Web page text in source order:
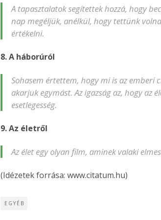
A tapasztalatok segítettek hozzá, hogy
nap megéljük, anélkül, hogy tettünk
értékelni.
8. A háborúról
Sohasem értettem, hogy mi is az emberi
akarjuk egymást. Az igazság az, hogy az
esetlegesség.
9. Az életről
Az élet egy olyan film, aminek valaki
(Idézetek forrása: www.citatum.hu)
EGYÉB